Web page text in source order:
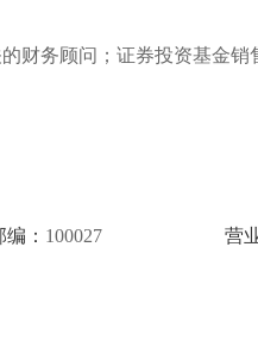
财务顾问；证券投资基金销
编： 100027 营